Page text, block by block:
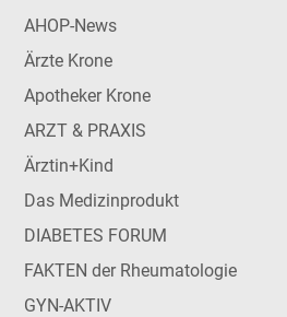
AHOP-News
Ärzte Krone
Apotheker Krone
ARZT & PRAXIS
Ärztin+Kind
Das Medizinprodukt
DIABETES FORUM
FAKTEN der Rheumatologie
GYN-AKTIV